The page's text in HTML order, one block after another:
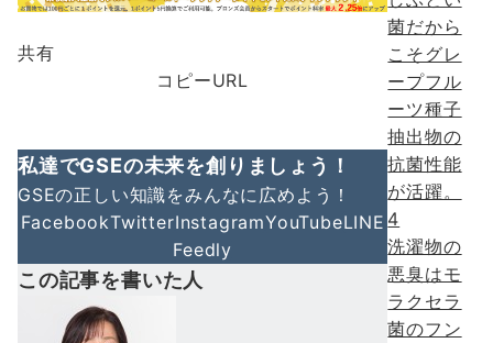
共有
コピーURL
私達でGSEの未来を創りましょう！
GSEの正しい知識をみんなに広めよう！
FacebookTwitterInstagramYouTubeLINE
Feedly
この記事を書いた人
4
洗濯物の
悪臭はモ
ラクセラ
菌のフン